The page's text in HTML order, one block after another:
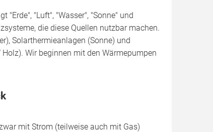
"Luft", "Wasser", "Sonne" und
die diese Quellen nutzbar machen.
Solarthermieanlagen (Sonne) und
Wir beginnen mit den Wärmepumpen
mit Strom (teilweise auch mit Gas)